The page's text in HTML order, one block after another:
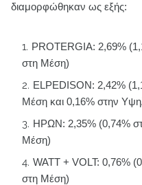
διαμορφώθηκαν ως εξής:
PROTERGIA: 2,69%
στη Μέση)
ELPEDISON: 2,42%
Μέση και 0,16% στην
ΗΡΩΝ: 2,35% (0,74%
Μέση)
WATT + VOLT: 0,76%
στη Μέση)